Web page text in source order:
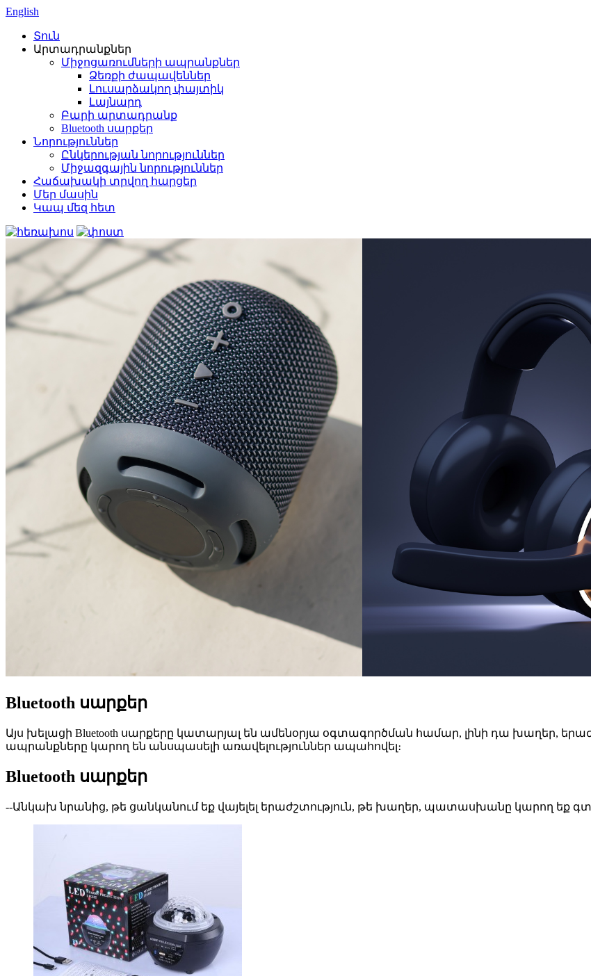
English
Տուն
Արտադրանքներ
Միջոցառումների ապրանքներ
Ձեռքի ժապավեններ
Լուսարձակող փայտիկ
Լայնարդ
Բարի արտադրանք
Bluetooth սարքեր
Նորություններ
Ընկերության նորություններ
Միջազգային նորություններ
Հաճախակի տրվող հարցեր
Մեր մասին
Կապ մեզ հետ
Bluetooth սարքեր
Այս խելացի Bluetooth սարքերը կատարյալ են ամենօրյա օգտագործման համար, լինի դա խաղեր,
ապրանքները կարող են անսպասելի առավելություններ ապահովել։
Bluetooth սարքեր
--Անկախ նրանից, թե ցանկանում եք վայելել երաժշտություն, թե խաղեր, պատասխանը կարող եք